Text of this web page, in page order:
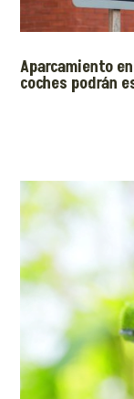
Aparcamiento
coches podrán